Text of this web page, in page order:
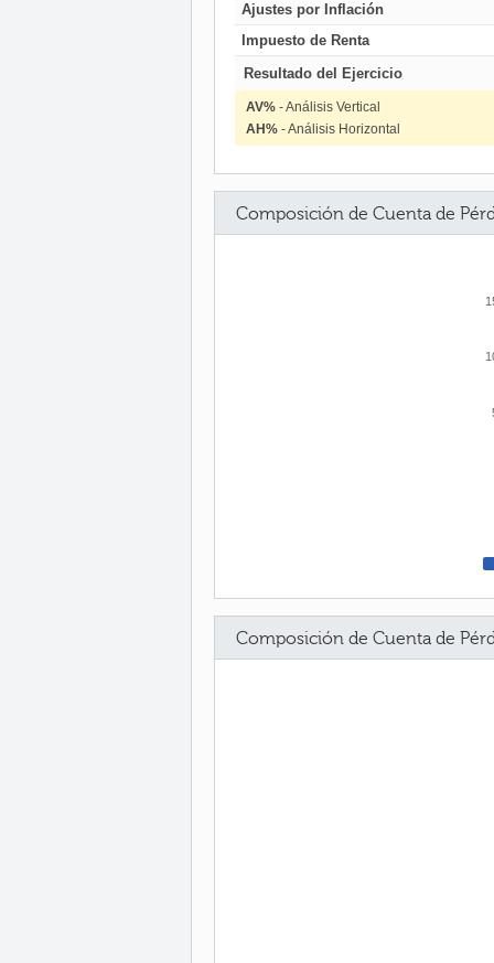
Ajustes por Inflación
Impuesto de Renta
Resultado del Ejercicio
AV% - Análisis Vertical
AH% - Análisis Horizontal
Composición de Cuenta de
Composición de Cuenta de